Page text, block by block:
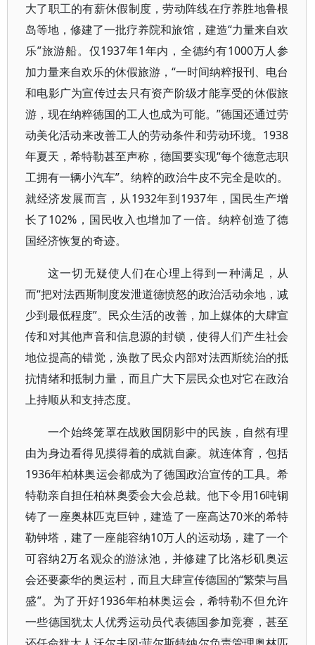
大了职工的有薪休假制度，劳动阵线在疗养胜地鲁根
岛等地，修建了一批疗养院和旅馆，建造“力量来自欢
乐”旅游船。仅1937年1年内，全德约有1000万人参
加力量来自欢乐的休假旅游，“一时间纳粹报刊、电台
和电影广为宣传过去只有资产阶级才能享受的休假旅
游，现在纳粹德国的工人也成为可能。”德国还通过劳
动美化活动来改善工人的劳动条件和劳动环境。1938
年夏天，希特勒甚至声称，德国要实现“每个德意志职
工拥有一辆小汽车”。纳粹的政治牛皮不完全是吹的。
就经济发展而言，从1932年到1937年，国民生产增
长了102%，国民收入也增加了一倍。纳粹创造了德
国经济恢复的奇迹。
这一切无疑使人们在心理上得到一种满足，从
而“把对法西斯制度发泄道德愤怒的政治活动余地，减
少到最低程度”。民众生活的改善，加上媒体的大肆宣
传和对其他声音和信息源的封锁，使得人们产生社会
地位提高的错觉，涣散了民众内部对法西斯统治的抵
抗情绪和抵制力量，而且广大下层民众也对它在政治
上持顺从和支持态度。
一个始终笼罩在战败国阴影中的民族，自然有理
由为身边看得见摸得着的成就自豪。就连体育，包括
1936年柏林奥运会都成为了德国政治宣传的工具。希
特勒亲自担任柏林奥委会大会总裁。他下令用16吨铜
铸了一座奥林匹克巨钟，建造了一座高达70米的希特
勒钟塔，建了一座能容纳10万人的运动场，建了一个
可容纳2万名观众的游泳池，并修建了比洛杉矶奥运
会还要豪华的奥运村，而且大肆宣传德国的“繁荣与昌
盛”。为了开好1936年柏林奥运会，希特勒不但允许
一些德国犹太人优秀运动员代表德国参加竞赛，甚至